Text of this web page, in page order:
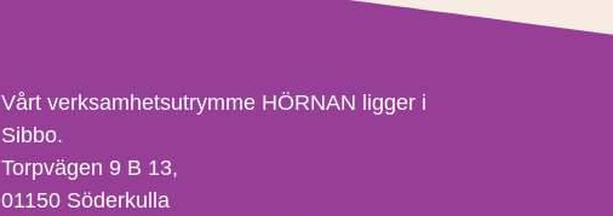
Vårt verksamhetsutrymme HÖRNAN ligger i
Sibbo.
Torpvägen 9 B 13,
01150 Söderkulla